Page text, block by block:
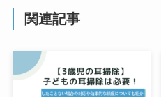
関連記事